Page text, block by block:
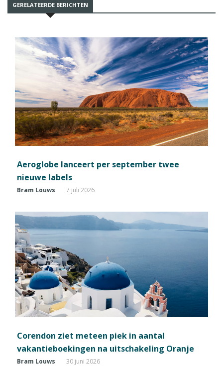
GERELATEERDE BERICHTEN
Aeroglobe lanceert per september twee
nieuwe labels
Bram Louws 7 juli 2026
Corendon ziet meteen piek in aantal
vakantieboekingen na uitschakeling Oranje
Bram Louws 30 juni 2026